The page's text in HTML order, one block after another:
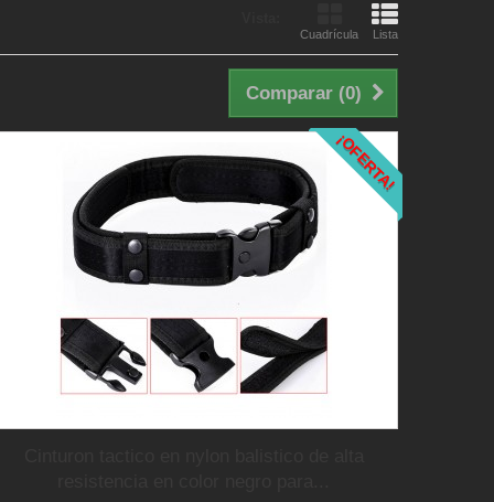
Cuadrícula Lista
Comparar (0)
¡OFERTA!